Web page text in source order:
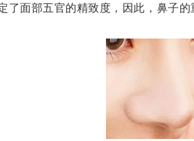
了面部五官的精致度，因此，鼻子